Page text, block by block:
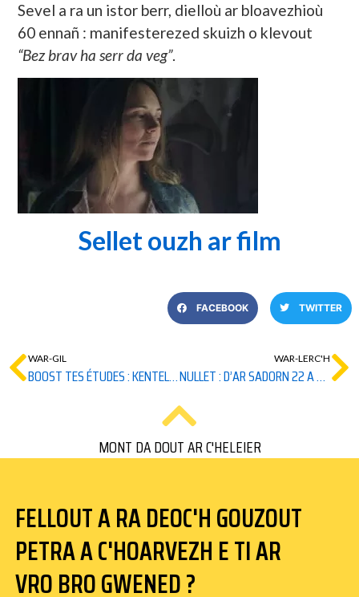
Sevel a ra un istor berr, dielloù ar bloavezhioù
60 ennañ : manifesterezed skuizh o klevout
“Bez brav ha serr da veg”.
Sellet ouzh ar film
FACEBOOK TWITTER
WAR-GIL
BOOST TES ÉTUDES : KENTELIOÙ HENIENNEL E BREZHONEG E BRO GWENED
WAR-LERC'H
NULLET : D’AR SADORN 22 A VIZ MAE : DISKOUEZADEG “DEOMP D’AR PARK !”
MONT DA DOUT AR C'HELEIER
FELLOUT A RA DEOC'H GOUZOUT
PETRA A C'HOARVEZH E TI AR
VRO BRO GWENED ?